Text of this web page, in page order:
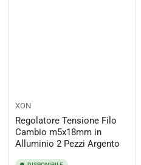
XON
Regolatore Tensione Filo
Cambio m5x18mm in
Alluminio 2 Pezzi Argento